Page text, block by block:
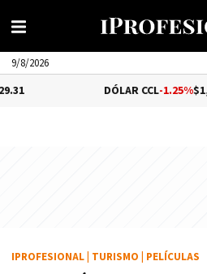
9/8/2026
-1.25%$1,556.14
IPROFESIONAL TURISMO PELÍCULAS